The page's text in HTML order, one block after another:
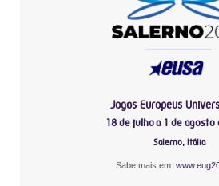
Jogos Europeus
18 de julho a 1 de agosto
Salerno, Itália
Sabe mais em: